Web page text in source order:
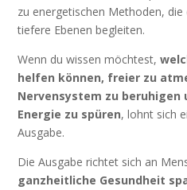
zu energetischen Methoden,
tiefere Ebenen begleiten.
Wenn du wissen möchtest,
helfen können, freier zu
Nervensystem zu beruhigen
Energie zu spüren, lohnt sich
Ausgabe.
Die Ausgabe richtet sich an
ganzheitliche Gesundheit